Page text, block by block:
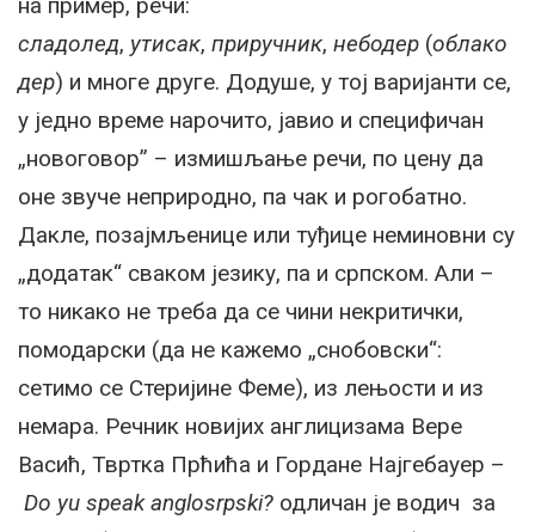
на пример, речи:
сладолед, утисак, приручник, небодер (облако
дер) и многе друге. Додуше, у тој варијанти се,
у једно време нарочито, јавио и специфичан
„новоговор” – измишљање речи, по цену да
оне звуче неприродно, па чак и рогобатно.
Дакле, позајмљенице или туђице неминовни су
„додатак“ сваком језику, па и српском. Али –
то никако не треба да се чини некритички,
помодарски (да не кажемо „снобовски“:
сетимо се Стеријине Феме), из лењости и из
немара. Речник новијих англицизама Вере
Васић, Твртка Прћића и Гордане Најгебауер –
Do yu speak anglosrpski? одличан је водич за